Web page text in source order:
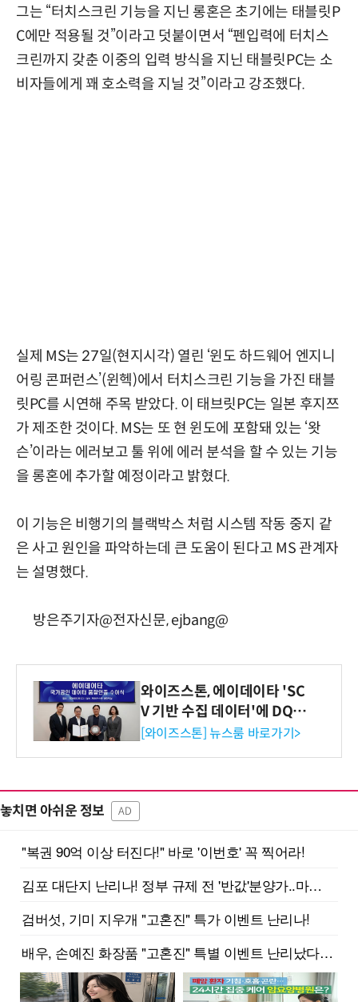
그는 “터치스크린 기능을 지닌 롱혼은 초기에는 태블릿P
C에만 적용될 것”이라고 덧붙이면서 “펜입력에 터치스
크린까지 갖춘 이중의 입력 방식을 지닌 태블릿PC는 소
비자들에게 꽤 호소력을 지닐 것”이라고 강조했다.
실제 MS는 27일(현지시각) 열린 ‘윈도 하드웨어 엔지니
어링 콘퍼런스’(윈헥)에서 터치스크린 기능을 가진 태블
릿PC를 시연해 주목 받았다. 이 태브릿PC는 일본 후지쯔
가 제조한 것이다. MS는 또 현 윈도에 포함돼 있는 ‘왓
슨’이라는 에러보고 툴 위에 에러 분석을 할 수 있는 기능
을 롱혼에 추가할 예정이라고 밝혔다.
이 기능은 비행기의 블랙박스 처럼 시스템 작동 중지 같
은 사고 원인을 파악하는데 큰 도움이 된다고 MS 관계자
는 설명했다.
방은주기자@전자신문, ejbang@
와이즈스톤, 에이데이타 'SC
V 기반 수집 데이터'에 DQ인
증 최고 등급 수여
[와이즈스톤] 뉴스룸 바로가기>
놓치면 아쉬운 정보 AD